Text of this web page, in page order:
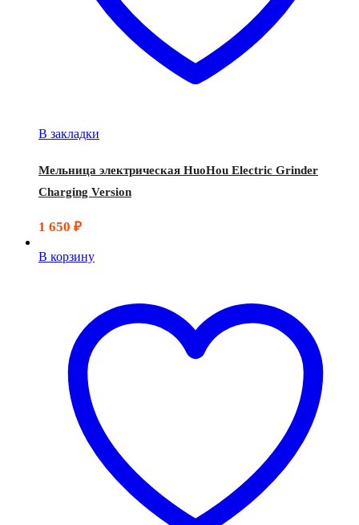
В закладки
Мельница электрическая HuoHou Electric Grinder
Charging Version
1 650 ₽
В корзину